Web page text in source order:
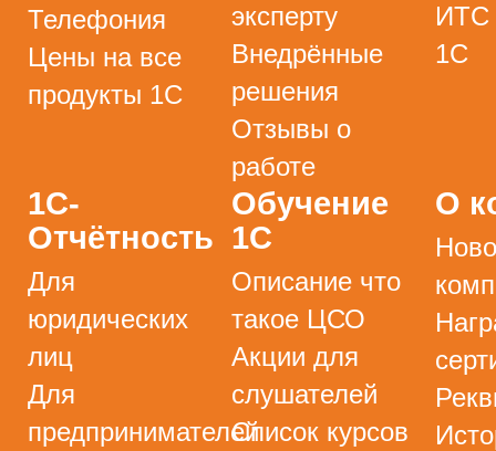
Телефония
Цены на все
продукты 1С
эксперту
Внедрённые
решения
Отзывы о
работе
ИТС
1С
1С-
Отчётность
Для
юридических
лиц
Для
предпринимателей
Обучение
1С
Описание что
такое ЦСО
Акции для
слушателей
Список курсов
О